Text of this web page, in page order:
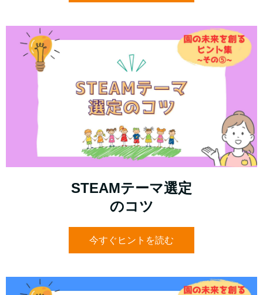
STEAMテーマ選定
のコツ
今すぐヒントを読む